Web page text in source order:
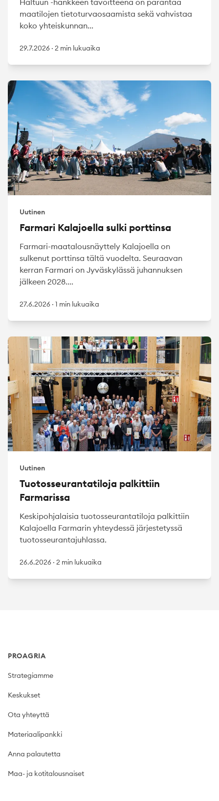
maatilojen tietoturvaosaamista sekä vahvistaa
koko yhteiskunnan...
29.7.2026 · 2 min lukuaika
Uutinen
Farmari Kalajoella sulki porttinsa
Farmari-maatalousnäyttely Kalajoella on
sulkenut porttinsa tältä vuodelta. Seuraavan
kerran Farmari on Jyväskylässä juhannuksen
jälkeen 2028....
27.6.2026 · 1 min lukuaika
Uutinen
Tuotosseurantatiloja palkittiin
Farmarissa
Keskipohjalaisia tuotosseurantatiloja palkittiin
Kalajoella Farmarin yhteydessä järjestetyssä
tuotosseurantajuhlassa.
26.6.2026 · 2 min lukuaika
PROAGRIA
Strategiamme
Keskukset
Ota yhteyttä
Materiaalipankki
Anna palautetta
Maa- ja kotitalousnaiset